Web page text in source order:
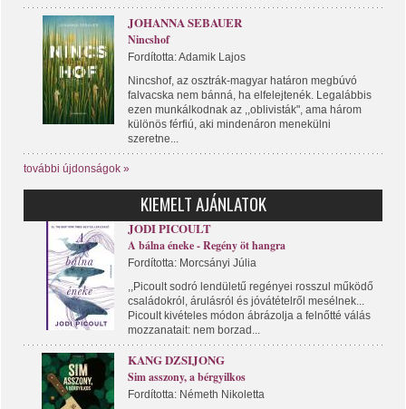
JOHANNA SEBAUER
Nincshof
Fordította: Adamik Lajos
Nincshof, az osztrák-magyar határon megbúvó
falvacska nem bánná, ha elfelejtenék. Legalábbis
ezen munkálkodnak az ,,oblivisták", ama három
különös férfiú, aki mindenáron menekülni
szeretne...
további újdonságok »
KIEMELT AJÁNLATOK
JODI PICOULT
A bálna éneke - Regény öt hangra
Fordította: Morcsányi Júlia
,,Picoult sodró lendületű regényei rosszul működő
családokról, árulásról és jóvátételről mesélnek...
Picoult kivételes módon ábrázolja a felnőtté válás
mozzanatait: nem borzad...
KANG DZSIJONG
Sim asszony, a bérgyilkos
Fordította: Németh Nikoletta